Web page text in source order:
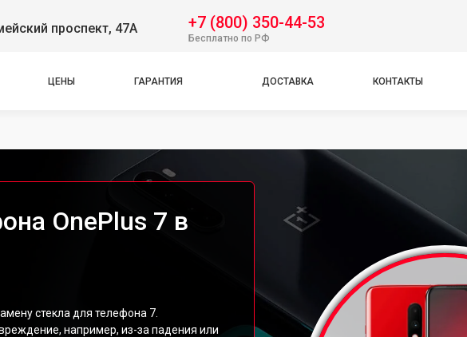
проспект, 47А +7 (800) 350-44-53
Бесплатно по РФ
ЦЕНЫ ГАРАНТИЯ ДОСТАВКА КОНТАКТЫ
OnePlus 7 в
стекла для телефона 7.
например, из-за падения или